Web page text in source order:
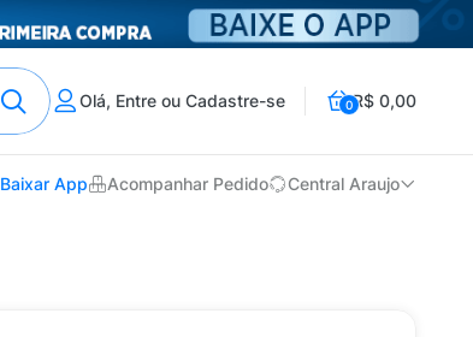
Olá, Entre ou Cadastre-se 0R$ 0,00
Baixar App Acompanhar Pedido Central Araujo